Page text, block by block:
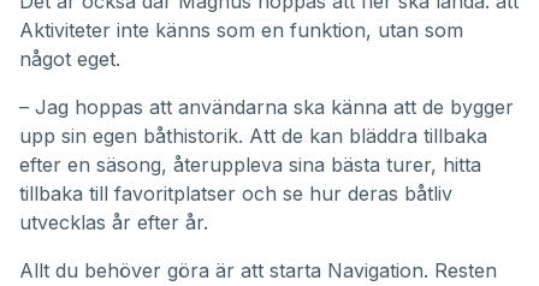
Aktiviteter inte känns som en funktion, utan som
något eget.
– Jag hoppas att användarna ska känna att de bygger
upp sin egen båthistorik. Att de kan bläddra tillbaka
efter en säsong, återuppleva sina bästa turer, hitta
tillbaka till favoritplatser och se hur deras båtliv
utvecklas år efter år.
Allt du behöver göra är att starta Navigation. Resten